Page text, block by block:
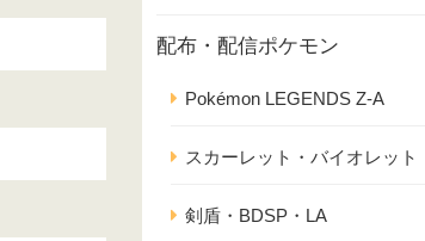
配布・配信ポケモン
Pokémon LEGENDS Z-A
スカーレット・バイオレット
剣盾・BDSP・LA